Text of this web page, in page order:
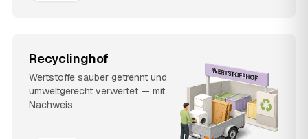
Recyclinghof
Wertstoffe sauber getrennt und
umweltgerecht verwertet — mit
Nachweis.